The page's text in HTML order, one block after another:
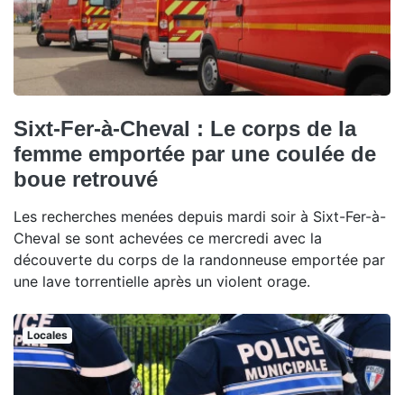
Sixt-Fer-à-Cheval : Le corps de la
femme emportée par une coulée de
boue retrouvé
Les recherches menées depuis mardi soir à Sixt-Fer-à-
Cheval se sont achevées ce mercredi avec la
découverte du corps de la randonneuse emportée par
une lave torrentielle après un violent orage.
Locales